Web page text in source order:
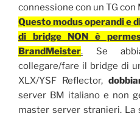
connessione con un TG
Questo modus operandi e
di bridge NON è
BrandMeister. Se
collegare/fare il bridge di
XLX/YSF Reflector,
server BM italiano e non
master server stranieri. La